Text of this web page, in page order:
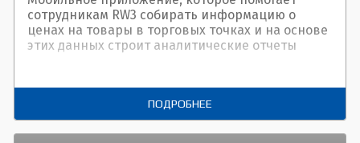
сотрудникам RW3 собирать информацию о
ценах на товары в торговых точках и на основе
этих данных строит аналитические отчеты
ПОДРОБНЕЕ